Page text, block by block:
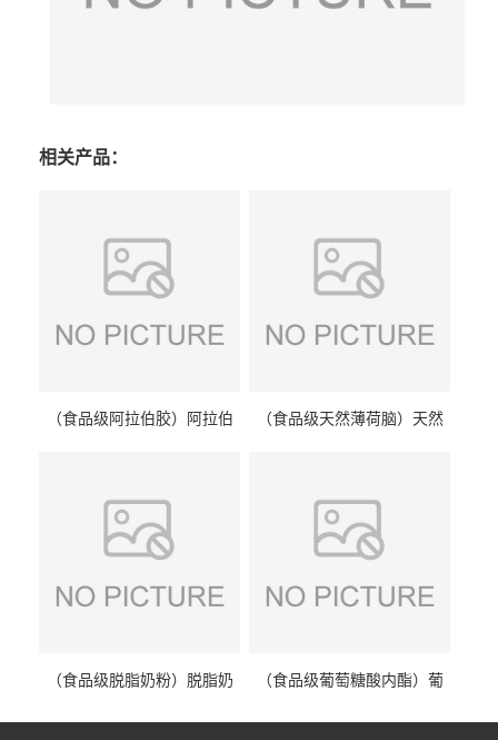
相关产品：
（食品级阿拉伯胶）阿拉伯
（食品级天然薄荷脑）天然
（食品级脱脂奶粉）脱脂奶
（食品级葡萄糖酸内酯）葡